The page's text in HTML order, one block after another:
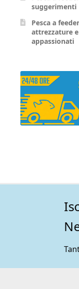
suggerimenti
Pesca a
attrezzature
appassionati